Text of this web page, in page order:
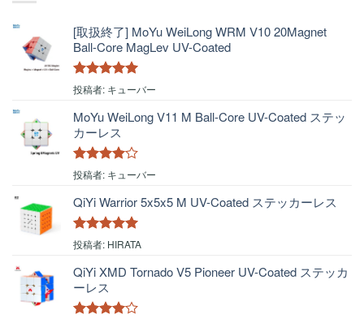
[取扱終了] MoYu WeiLong WRM V10 20Magnet
Ball-Core MagLev UV-Coated
5段階中 5 の
投稿者: キューバー
MoYu WeiLong V11 M Ball-Core UV-Coated ステッ
カーレス
5段階中 4
投稿者: キューバー
QiYi Warrior 5x5x5 M UV-Coated ステッカーレス
5段階中5の
投稿者: HIRATA
QiYi XMD Tornado V5 Pioneer UV-Coated ステッカ
ーレス